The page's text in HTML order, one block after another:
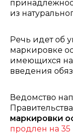
из
Речь идет об
маркировке
имеющихся на
введения
Ведомство
маркировки
продлен на